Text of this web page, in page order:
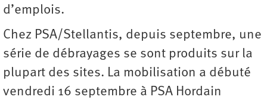
d’emplois.
Chez PSA/Stellantis, depuis septembre, une
série de débrayages se sont produits sur la
plupart des sites. La mobilisation a débuté
vendredi 16 septembre à PSA Hordain